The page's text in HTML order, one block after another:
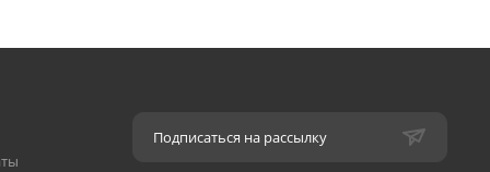
Подписаться на рассылку